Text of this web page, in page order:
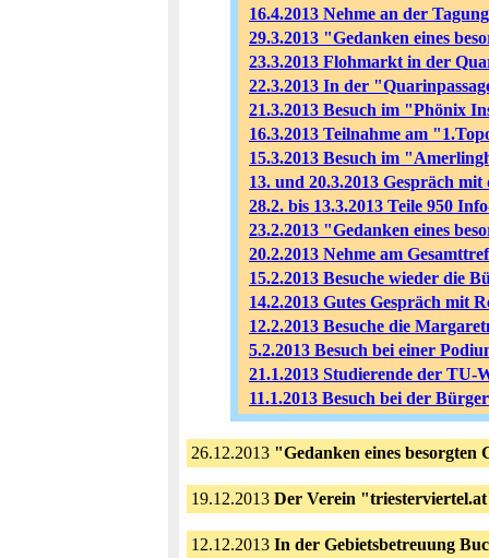
16.4.2013 Nehme an der
29.3.2013 "Gedanken eines
23.3.2013 Flohmarkt in der
22.3.2013 In der
21.3.2013 Besuch im "Phönix
16.3.2013 Teilnahme am
15.3.2013 Besuch im
13. und 20.3.2013 Gespräch
28.2. bis 13.3.2013 Teile 950
23.2.2013 "Gedanken eines
20.2.2013 Nehme am
15.2.2013 Besuche wieder die
14.2.2013 Gutes Gespräch mit
12.2.2013 Besuche die
5.2.2013 Besuch bei einer
21.1.2013 Studierende der
11.1.2013 Besuch bei der
26.12.2013 "Gedanken eines
19.12.2013 Der Verein
12.12.2013 In der Gebietsbetreuung